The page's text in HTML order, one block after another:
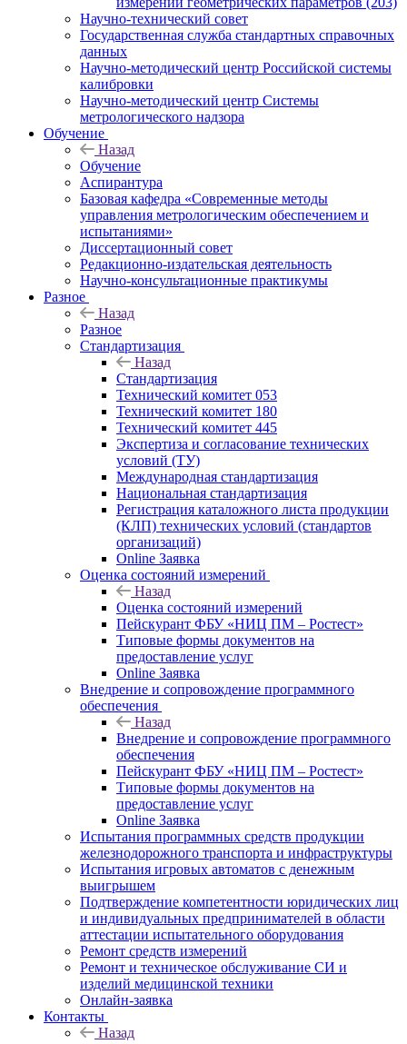
Научно-технический совет
Государственная служба стандартных справочных
данных
Научно-методический центр Российской системы
калибровки
Научно-методический центр Системы
метрологического надзора
Обучение
Назад
Обучение
Аспирантура
Базовая кафедра «Современные методы
управления метрологическим обеспечением и
испытаниями»
Диссертационный совет
Редакционно-издательская деятельность
Научно-консультационные практикумы
Разное
Назад
Разное
Стандартизация
Назад
Стандартизация
Технический комитет 053
Технический комитет 180
Технический комитет 445
Экспертиза и согласование технических
условий (ТУ)
Международная стандартизация
Национальная стандартизация
Регистрация каталожного листа продукции
(КЛП) технических условий (стандартов
организаций)
Online Заявка
Оценка состояний измерений
Назад
Оценка состояний измерений
Пейскурант ФБУ «НИЦ ПМ – Ростест»
Типовые формы документов на
предоставление услуг
Online Заявка
Внедрение и сопровождение программного
обеспечения
Назад
Внедрение и сопровождение программного
обеспечения
Пейскурант ФБУ «НИЦ ПМ – Ростест»
Типовые формы документов на
предоставление услуг
Online Заявка
Испытания программных средств продукции
железнодорожного транспорта и инфраструктуры
Испытания игровых автоматов с денежным
выигрышем
Подтверждение компетентности юридических лиц
и индивидуальных предпринимателей в области
аттестации испытательного оборудования
Ремонт средств измерений
Ремонт и техническое обслуживание СИ и
изделий медицинской техники
Онлайн-заявка
Контакты
Назад